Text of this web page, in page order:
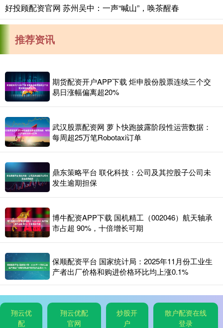
好投顾配资官网 苏州吴中：一声“喊山”，唤茶醒春
推荐资讯
期货配资开户APP下载 炬申股份股票连续三个交
易日涨幅偏离超20%
武汉股票配资网 萝卜快跑披露阶段性运营数据：
每周超25万笔Robotaxi订单
鼎东策略平台 联化科技：公司及其控股子公司未
发生逾期担保
博牛配资APP下载 国机精工（002046）航天轴承
市占超 90%，十倍增长可期
保顺配资平台 国家统计局：2025年11月份工业生
产者出厂价格和购进价格环比均上涨0.1%
翔云优
配
翔云优配
官网
炒股开
户
散户配资在线
登录